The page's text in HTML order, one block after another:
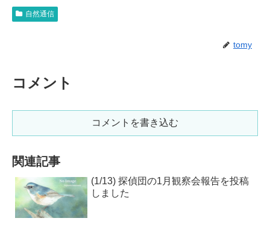
自然通信
tomy
コメント
コメントを書き込む
関連記事
(1/13) 探偵団の1月観察会報告を投稿
しました